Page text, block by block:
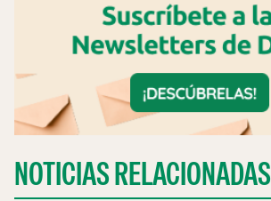
NOTICIAS RELACIONADAS